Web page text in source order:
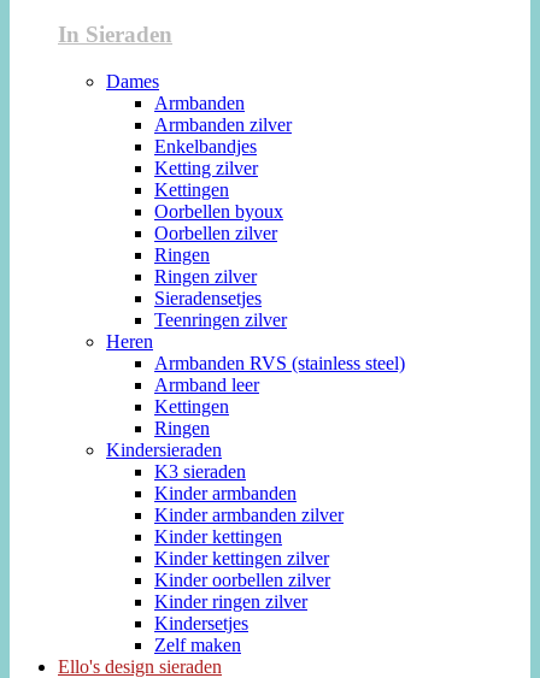
In Sieraden
Dames
Armbanden
Armbanden zilver
Enkelbandjes
Ketting zilver
Kettingen
Oorbellen byoux
Oorbellen zilver
Ringen
Ringen zilver
Sieradensetjes
Teenringen zilver
Heren
Armbanden RVS (stainless steel)
Armband leer
Kettingen
Ringen
Kindersieraden
K3 sieraden
Kinder armbanden
Kinder armbanden zilver
Kinder kettingen
Kinder kettingen zilver
Kinder oorbellen zilver
Kinder ringen zilver
Kindersetjes
Zelf maken
Ello's design sieraden